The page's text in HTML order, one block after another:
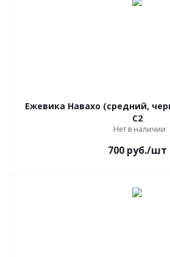
Ежевика Навахо (средний,
С2
Нет в наличии
700руб./шт